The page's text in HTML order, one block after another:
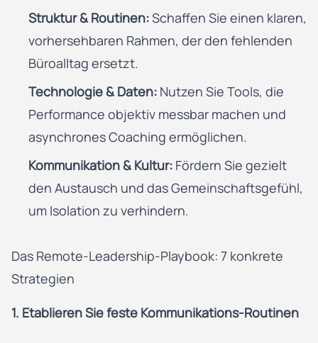
Struktur & Routinen:Schaffen Sie einen klaren,
vorhersehbaren Rahmen, der den fehlenden
Büroalltag ersetzt.
Technologie & Daten: Nutzen Sie Tools, die
Performance objektiv messbar machen und
asynchrones Coaching ermöglichen.
Kommunikation & Kultur: Fördern Sie gezielt
den Austausch und das Gemeinschaftsgefühl,
um Isolation zu verhindern.
Das Remote-Leadership-Playbook: 7 konkrete
Strategien
1. Etablieren Sie feste Kommunikations-Routinen